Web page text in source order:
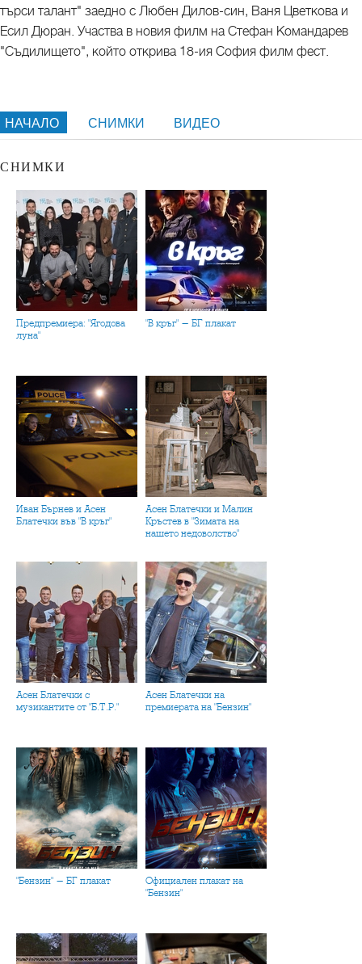
търси талант" заедно с Любен Дилов-син, Ваня Цветкова и
Есил Дюран. Участва в новия филм на Стефан Командарев
"Съдилището", който открива 18-ия София филм фест.
НАЧАЛО СНИМКИ ВИДЕО
СНИМКИ
Предпремиера: "Ягодова
луна"
"В кръг" - БГ плакат
Иван Бърнев и Асен
Блатечки във "В кръг"
Асен Блатечки и Малин
Кръстев в "Зимата на
нашето недоволство"
Асен Блатечки с
музикантите от "Б.Т.Р."
Асен Блатечки на
премиерата на "Бензин"
"Бензин" - БГ плакат
Официален плакат на
"Бензин"